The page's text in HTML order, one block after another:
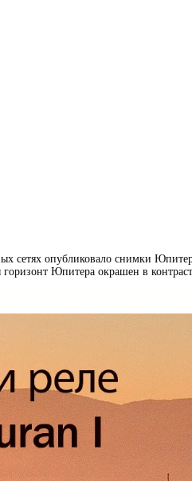
сетях опубликовало снимки
Юпитера окрашен в